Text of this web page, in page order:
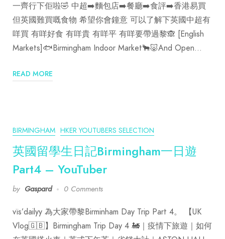
一齊行下佢啦🤣 中超➡️麵包店➡️餐廳➡️食評➡️香港易買
但英國難買嘅食物 希望你會鐘意 可以了解下英國中超有
咩買 有咩好食 有咩貴 有咩平 有咩要帶過黎🙈 [English
Markets]🐟Birmingham Indoor Market🐂🐷And Open…
READ MORE
BIRMINGHAM HKER YOUTUBERS SELECTION
英國留學生日記Birmingham一日遊
Part4 – YouTuber
by Gaspard 0 Comments
vïs’dailyy 為大家帶黎Birminham Day Trip Part 4。 【UK
Vlog🇬🇧】Birmingham Trip Day 4 🚂｜疫情下旅遊｜如何